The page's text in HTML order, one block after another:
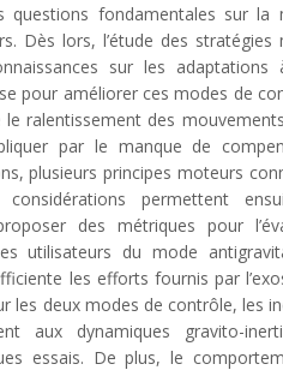
questions fondamentales sur la
Dès lors, l’étude des
sur les adaptations
pour améliorer ces modes de
ralentissement des
par le manque de
plusieurs principes moteurs
permettent
des métriques pour
utilisateurs du mode
les efforts fournis par
les deux modes de contrôle, les
aux dynamiques gravito-
essais. De plus, le